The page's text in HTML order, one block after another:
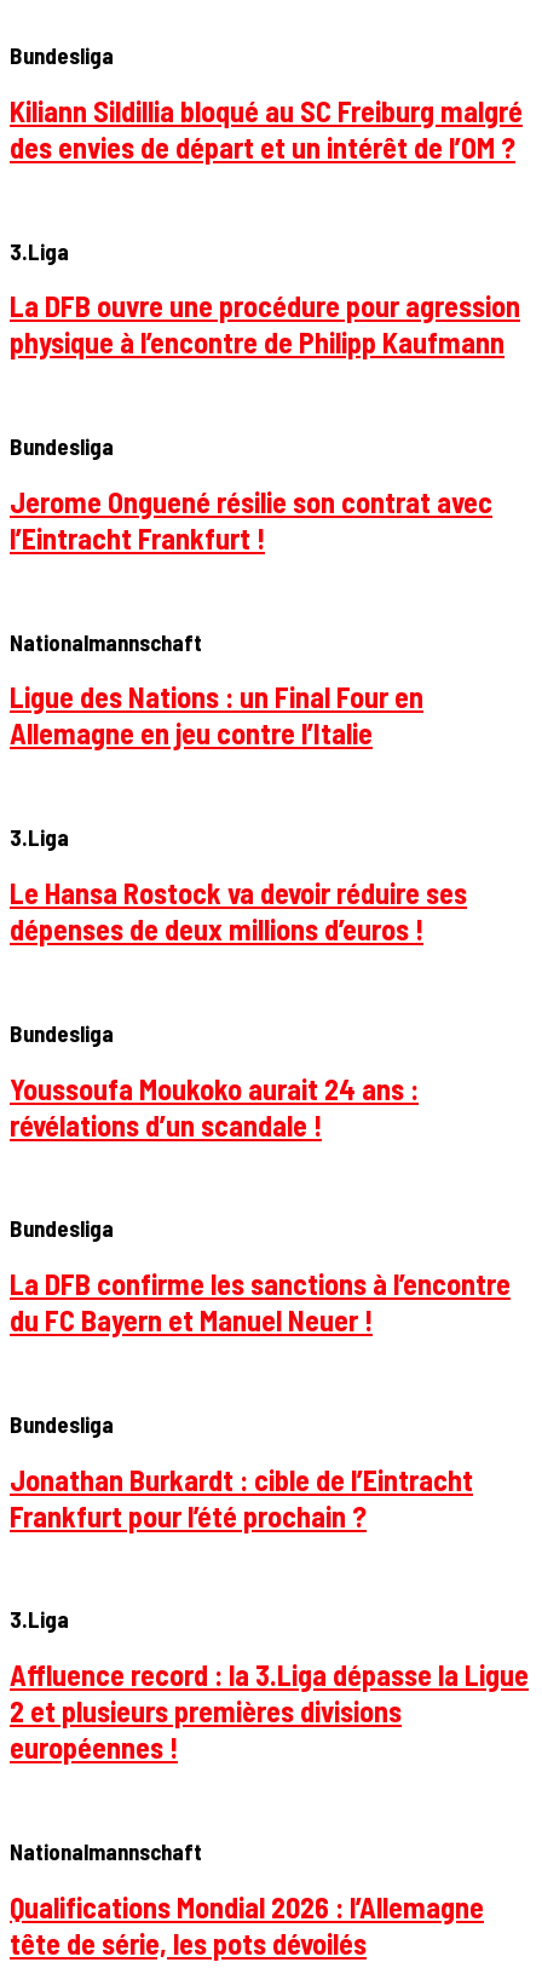
Bundesliga
Kiliann Sildillia bloqué au SC Freiburg malgré
des envies de départ et un intérêt de l’OM ?
3.Liga
La DFB ouvre une procédure pour agression
physique à l’encontre de Philipp Kaufmann
Bundesliga
Jerome Onguené résilie son contrat avec
l’Eintracht Frankfurt !
Nationalmannschaft
Ligue des Nations : un Final Four en
Allemagne en jeu contre l’Italie
3.Liga
Le Hansa Rostock va devoir réduire ses
dépenses de deux millions d’euros !
Bundesliga
Youssoufa Moukoko aurait 24 ans :
révélations d’un scandale !
Bundesliga
La DFB confirme les sanctions à l’encontre
du FC Bayern et Manuel Neuer !
Bundesliga
Jonathan Burkardt : cible de l’Eintracht
Frankfurt pour l’été prochain ?
3.Liga
Affluence record : la 3.Liga dépasse la Ligue
2 et plusieurs premières divisions
européennes !
Nationalmannschaft
Qualifications Mondial 2026 : l’Allemagne
tête de série, les pots dévoilés